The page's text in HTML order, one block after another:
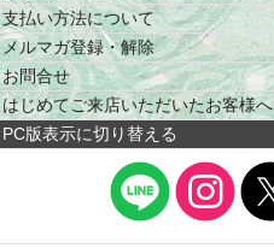
支払い方法について
メルマガ登録・解除
お問合せ
はじめてご来店いただいたお客様へ
PC版表示に切り替える